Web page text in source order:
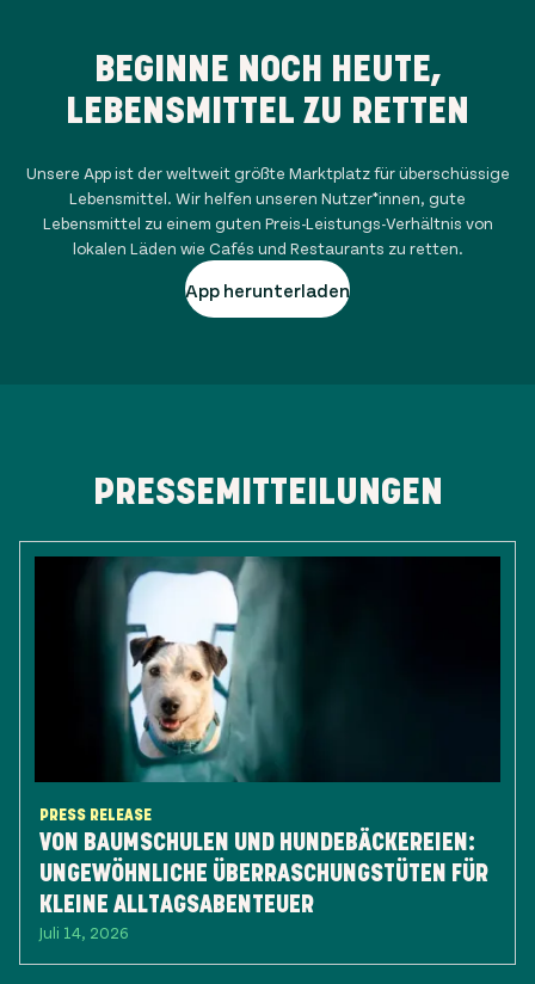
BEGINNE NOCH HEUTE,
LEBENSMITTEL ZU RETTEN
Unsere App ist der weltweit größte Marktplatz für überschüssige
Lebensmittel. Wir helfen unseren Nutzer*innen, gute
Lebensmittel zu einem guten Preis-Leistungs-Verhältnis von
lokalen Läden wie Cafés und Restaurants zu retten.
App herunterladen
PRESSEMITTEILUNGEN
PRESS RELEASE
VON BAUMSCHULEN UND HUNDEBÄCKEREIEN:
UNGEWÖHNLICHE ÜBERRASCHUNGSTÜTEN FÜR
KLEINE ALLTAGSABENTEUER
Juli 14, 2026